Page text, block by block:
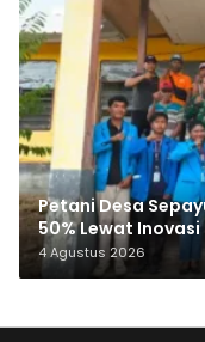
Petani Desa
50% Lewat Inovasi
4 Agustus 2026